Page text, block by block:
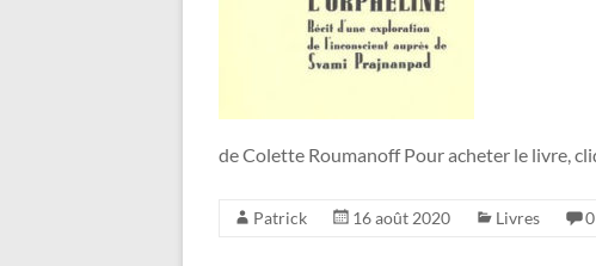
de Colette Roumanoff Pour acheter le livre,
Patrick 16 août 2020 Livres